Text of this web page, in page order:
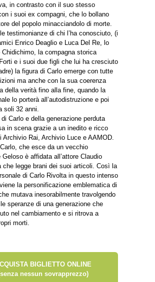
in contrasto con il suo stesso
i suoi ex compagni, che lo bollano
del popolo minacciandolo di morte.
testimonianze di chi l’ha conosciuto, (i
Enrico Deaglio e Luca Del Re, lo
Chidichimo, la compagna storica
e i suoi due figli che lui ha cresciuto
la figura di Carlo emerge con tutte
ma anche con la sua coerenza
della verità fino alla fine, quando la
lo porterà all’autodistruzione e poi
soli 32 anni.
di Carlo e della generazione perduta
in scena grazie a un inedito e ricco
Archivio Rai, Archivio Luce e AAMOD.
Carlo, che esce da un vecchio
Geloso è affidata all’attore Claudio
che legge brani dei suoi articoli. Così la
di Carlo Rivolta in questo intenso
la personificazione emblematica di
mutava inesorabilmente travolgendo
speranze di una generazione che
nel cambiamento e si ritrova a
morti.
BIGLIETTO ONLINE
nessun sovrapprezzo)